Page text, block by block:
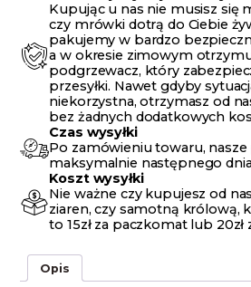
Kupując u nas nie musisz się
czy mrówki dotrą do Ciebie
pakujemy w bardzo
a w okresie zimowym
podgrzewacz, który
przesyłki. Nawet gdyby
niekorzystna, otrzymasz od
bez żadnych dodatkowych
Czas wysyłki
Po zamówieniu towaru,
maksymalnie następnego
Koszt wysyłki
Nie ważne czy kupujesz od
ziaren, czy samotną królową,
to 15zł za paczkomat lub 20zł
Opis